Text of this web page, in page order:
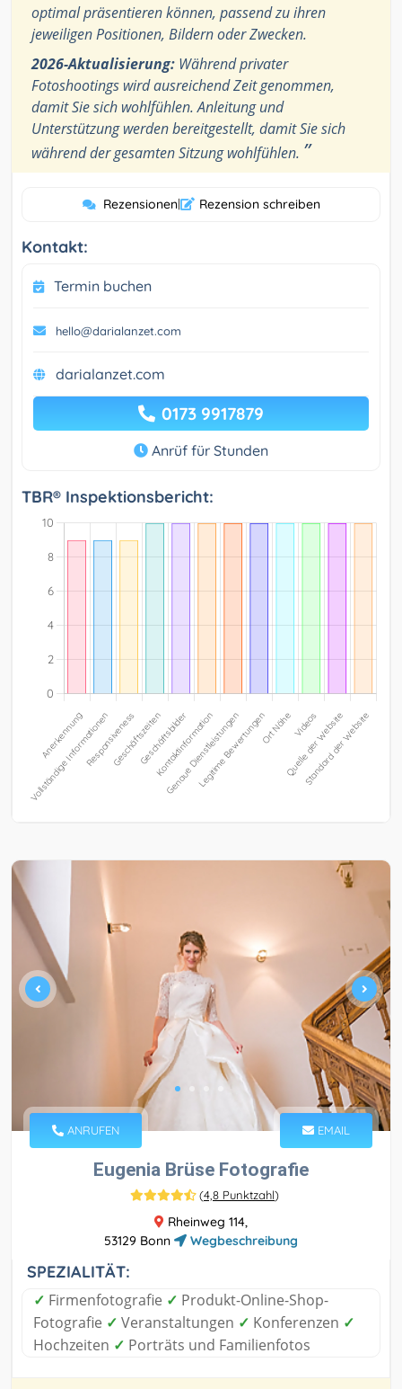
optimal präsentieren können, passend zu ihren
jeweiligen Positionen, Bildern oder Zwecken.
2026-Aktualisierung: Während privater
Fotoshootings wird ausreichend Zeit genommen,
damit Sie sich wohlfühlen. Anleitung und
Unterstützung werden bereitgestellt, damit Sie sich
während der gesamten Sitzung wohlfühlen. ”
Rezensionen| Rezension schreiben
Kontakt:
Termin buchen
hello@darialanzet.com
darialanzet.com
0173 9917879
Anrüf für Stunden
TBR® Inspektionsbericht:
ANRUFEN EMAIL
Eugenia Brüse Fotografie
(4,8 Punktzahl)
Rheinweg 114,
53129 Bonn
Wegbeschreibung
SPEZIALITÄT:
✓ Firmenfotografie ✓ Produkt-Online-Shop-
Fotografie ✓ Veranstaltungen ✓ Konferenzen ✓
Hochzeiten ✓ Porträts und Familienfotos